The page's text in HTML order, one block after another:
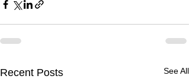
Recent Posts See All